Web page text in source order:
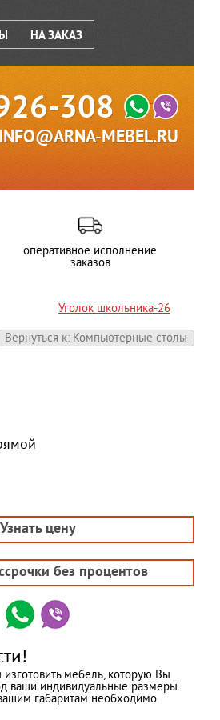
НА ЗАКАЗ
308
INFO@ARNA-MEBEL.RU
оперативное исполнение
заказов
Уголок школьника-26
Вернуться к: Компьютерные столы
Узнать цену
без процентов
мебель, которую Вы
ваши индивидуальные размеры.
габаритам необходимо